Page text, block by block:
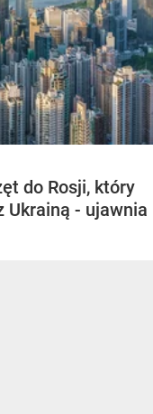
do Rosji, który
Ukrainą - ujawnia